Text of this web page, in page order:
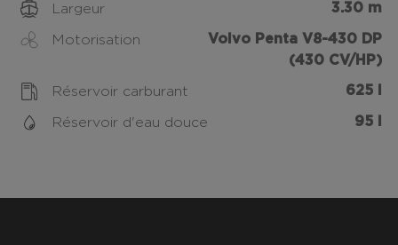
Largeur 3.30 m
Motorisation
Volvo Penta V8-430 DP
(430 CV/HP)
Réservoir carburant 625 l
Réservoir d'eau douce 95 l